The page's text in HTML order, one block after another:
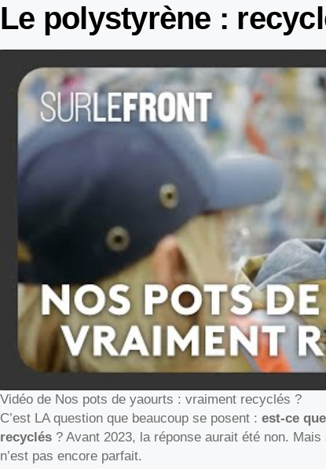
Le polystyrène :
Vidéo de Nos pots de yaourts : vraiment recyclés ?
C’est LA question que beaucoup se posent : est-ce
recyclés ? Avant 2023, la réponse aurait été non.
n’est pas encore parfait.